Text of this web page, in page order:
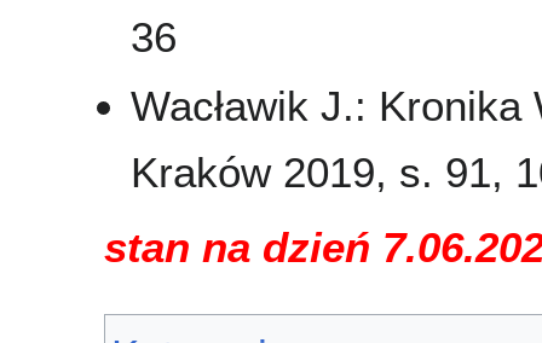
36
Wacławik J.: Kronika
Kraków 2019, s. 91,
stan na dzień